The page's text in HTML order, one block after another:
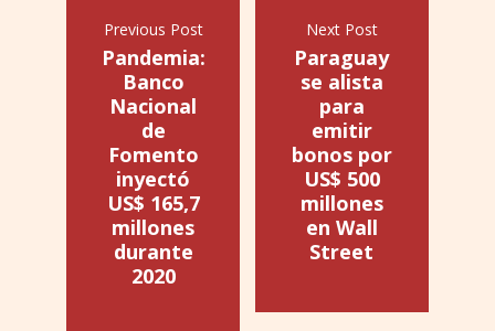
Previous Post
Pandemia:
Banco
Nacional
de
Fomento
inyectó
US$ 165,7
millones
durante
2020
Next Post
Paraguay
se alista
para
emitir
bonos por
US$ 500
millones
en Wall
Street